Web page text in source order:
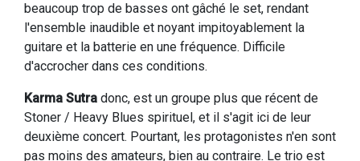
beaucoup trop de basses ont gâché le set, rendant
l'ensemble inaudible et noyant impitoyablement la
guitare et la batterie en une fréquence. Difficile
d'accrocher dans ces conditions.
Karma Sutra donc, est un groupe plus que récent de
Stoner / Heavy Blues spirituel, et il s'agit ici de leur
deuxième concert. Pourtant, les protagonistes n'en sont
pas moins des amateurs, bien au contraire. Le trio est